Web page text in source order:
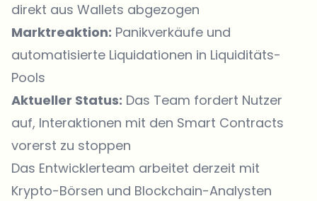
direkt aus Wallets abgezogen
Marktreaktion: Panikverkäufe und
automatisierte Liquidationen in Liquiditäts-
Pools
Aktueller Status: Das Team fordert Nutzer
auf, Interaktionen mit den Smart Contracts
vorerst zu stoppen
Das Entwicklerteam arbeitet derzeit mit
Krypto-Börsen und Blockchain-Analysten